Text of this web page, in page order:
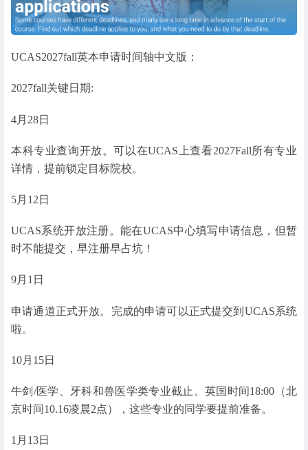
UCAS2027fall英本申请时间轴中文版：
2027fall关键日期:
4月28日
本科专业查询开放。可以在UCAS上查看2027Fall所有专业
详情，提前锁定目标院校。
5月12日
UCAS系统开放注册。能在UCAS中心填写申请信息，但暂
时不能提交，早注册早占坑！
9月1日
申请通道正式开放。完成的申请可以正式提交到UCAS系统
啦。
10月15日
牛剑/医学、牙科和兽医学类专业截止。英国时间18:00（北
京时间10.16凌晨2点），这些专业的同学要提前准备。
1月13日